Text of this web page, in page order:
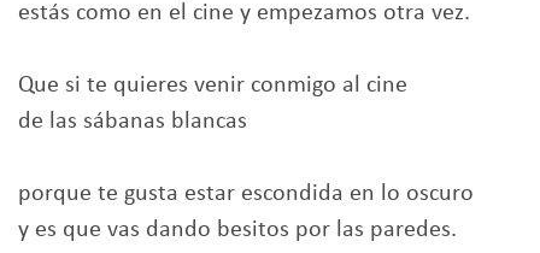
estás como en el cine y empezamos otra vez.
Que si te quieres venir conmigo al cine
de las sábanas blancas
porque te gusta estar escondida en lo oscuro
y es que vas dando besitos por las paredes.